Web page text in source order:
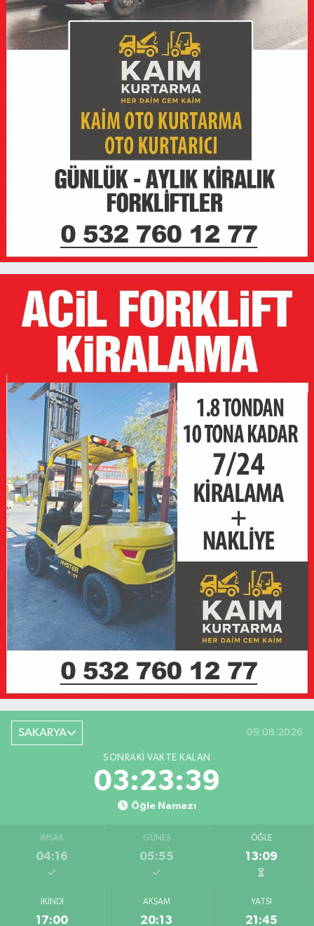
SAKARYA 09.08.2026
SONRAKI VAKTE KALAN
03:23:39
Öğle Namazı
İMSAK
04:16
GÜNEŞ
05:55
ÖĞLE
13:09
İKINDI
17:00
AKŞAM
20:13
YATSI
21:45